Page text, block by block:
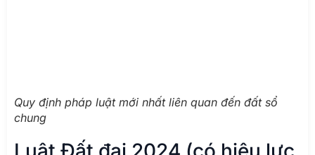
định rõ việc ghi tên tất cả các chủ sở hữu trên Giấy
chứng nhận, đảm bảo quyền và nghĩa vụ của từng cá
tầm quan trọng của việc xác định rõ ràng các bên liên